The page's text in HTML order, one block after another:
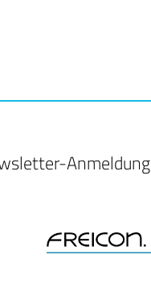
Anmeldung